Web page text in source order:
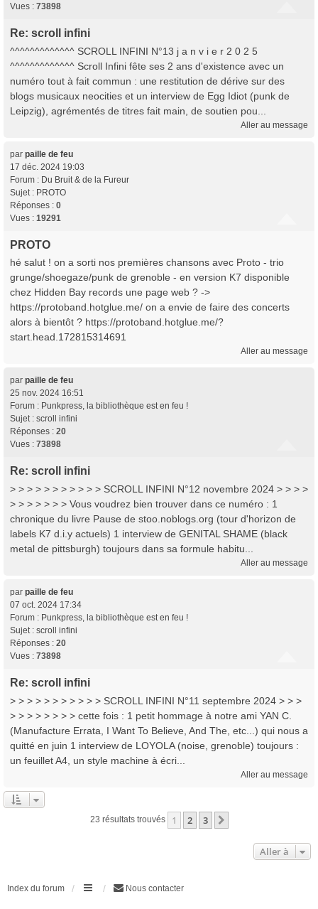
Vues : 73898
Re: scroll infini
^^^^^^^^^^^^^ SCROLL INFINI N°13 j a n v i e r 2 0 2 5
^^^^^^^^^^^^^ Scroll Infini fête ses 2 ans d'existence avec un
numéro tout à fait commun : une restitution de dérive sur des
blogs musicaux neocities et un interview de Egg Idiot (punk de
Leipzig), agrémentés de titres fait main, de soutien pou...
Aller au message
par paille de feu
17 déc. 2024 19:03
Forum : Du Bruit & de la Fureur
Sujet : PROTO
Réponses : 0
Vues : 19291
PROTO
hé salut ! on a sorti nos premières chansons avec Proto - trio
grunge/shoegaze/punk de grenoble - en version K7 disponible
chez Hidden Bay records une page web ? ->
https://protoband.hotglue.me/ on a envie de faire des concerts
alors à bientôt ? https://protoband.hotglue.me/?
start.head.172815314691
Aller au message
par paille de feu
25 nov. 2024 16:51
Forum : Punkpress, la bibliothèque est en feu !
Sujet : scroll infini
Réponses : 20
Vues : 73898
Re: scroll infini
> > > > > > > > > > > SCROLL INFINI N°12 novembre 2024 > > > >
> > > > > > > Vous voudrez bien trouver dans ce numéro : 1
chronique du livre Pause de stoo.noblogs.org (tour d'horizon de
labels K7 d.i.y actuels) 1 interview de GENITAL SHAME (black
metal de pittsburgh) toujours dans sa formule habitu...
Aller au message
par paille de feu
07 oct. 2024 17:34
Forum : Punkpress, la bibliothèque est en feu !
Sujet : scroll infini
Réponses : 20
Vues : 73898
Re: scroll infini
> > > > > > > > > > > SCROLL INFINI N°11 septembre 2024 > > >
> > > > > > > > cette fois : 1 petit hommage à notre ami YAN C.
(Manufacture Errata, I Want To Believe, And The, etc...) qui nous a
quitté en juin 1 interview de LOYOLA (noise, grenoble) toujours :
un feuillet A4, un style machine à écri...
Aller au message
23 résultats trouvés 1 2 3
Aller à
Index du forum Nous contacter